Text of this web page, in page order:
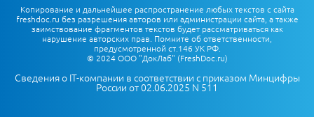
Копирование и дальнейшее распространение любых текстов с сайта
freshdoc.ru без разрешения авторов или администрации сайта, а также
заимствование фрагментов текстов будет рассматриваться как
нарушение авторских прав. Помните об ответственности,
предусмотренной ст.146 УК РФ.
© 2024 ООО "ДокЛаб" (FreshDoc.ru)
Сведения о IT-компании в соответствии с приказом Минцифры
России от 02.06.2025 N 511